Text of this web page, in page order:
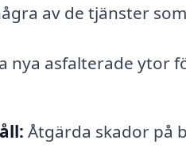
av de tjänster
nya asfalterade ytor
Åtgärda skador på